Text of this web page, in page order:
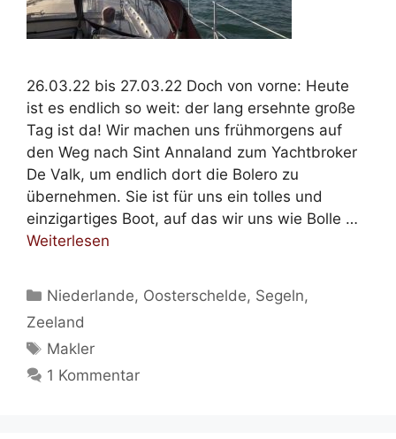
26.03.22 bis 27.03.22 Doch von vorne: Heute
ist es endlich so weit: der lang ersehnte große
Tag ist da! Wir machen uns frühmorgens auf
den Weg nach Sint Annaland zum Yachtbroker
De Valk, um endlich dort die Bolero zu
übernehmen. Sie ist für uns ein tolles und
einzigartiges Boot, auf das wir uns wie Bolle …
Weiterlesen
Kategorien
Niederlande, Oosterschelde, Segeln,
Zeeland
Schlagwörter
Makler
1 Kommentar